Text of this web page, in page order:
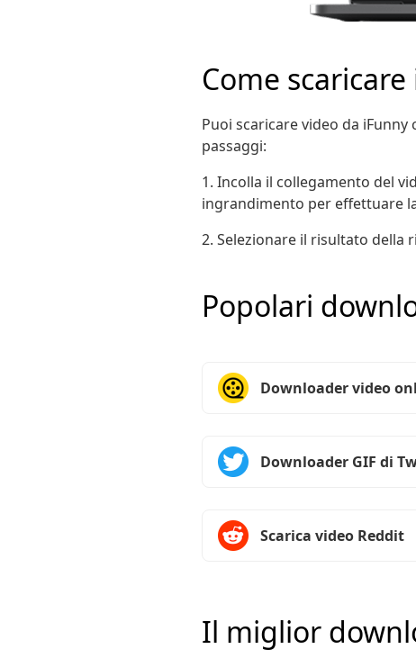
Come
Puoi scaricare video da
passaggi:
1. Incolla il collegamento del
ingrandimento per effettuare
2. Selezionare il risultato della
Popolari
Downloader video
Downloader GIF di
Scarica video Reddit
Il miglior